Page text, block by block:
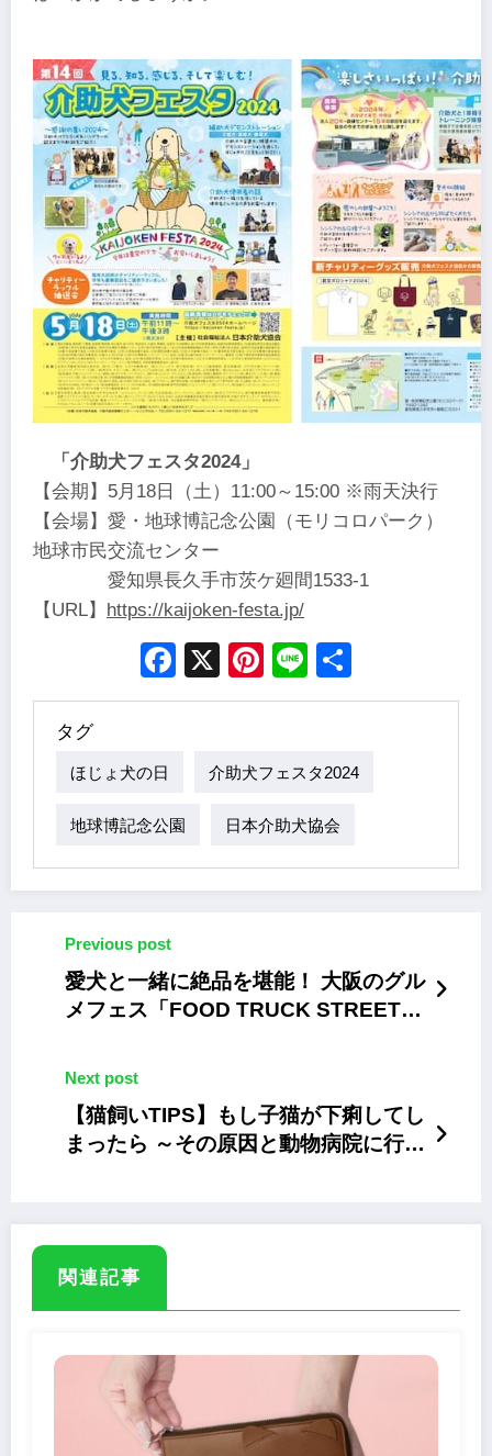
「介助犬フェスタ2024」
【会期】5月18日（土）11:00～15:00 ※雨天決行
【会場】愛・地球博記念公園（モリコロパーク）
地球市民交流センター
愛知県長久手市茨ケ廻間1533-1
【URL】
https://kaijoken-festa.jp/
Facebook
X Pinterest
Line
タグ
ほじょ犬の日 介助犬フェスタ2024
地球博記念公園 日本介助犬協会
Previous post
愛犬と一緒に絶品を堪能！ 大阪のグル
メフェス「FOOD TRUCK STREET
Next post
【猫飼いTIPS】もし子猫が下痢してし
まったら ～その原因と動物病院に行く
関連記事